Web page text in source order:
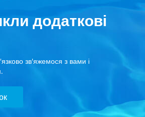
додаткові
зв'яжемося з вами і